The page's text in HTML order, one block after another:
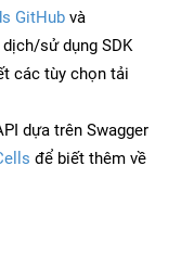
GitHub và
sử dụng SDK
các tùy chọn tải
dựa trên Swagger
để biết thêm về